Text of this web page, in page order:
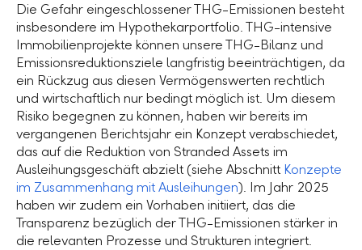
Die Gefahr eingeschlossener THG-Emissionen besteht
insbesondere im Hypothekarportfolio. THG-intensive
Immobilienprojekte können unsere THG-Bilanz und
Emissionsreduktionsziele langfristig beeinträchtigen, da
ein Rückzug aus diesen Vermögenswerten rechtlich
und wirtschaftlich nur bedingt möglich ist. Um diesem
Risiko begegnen zu können, haben wir bereits im
vergangenen Berichtsjahr ein Konzept verabschiedet,
das auf die Reduktion von Stranded Assets im
Ausleihungsgeschäft abzielt (siehe Abschnitt Konzepte
im Zusammenhang mit Ausleihungen). Im Jahr 2025
haben wir zudem ein Vorhaben initiiert, das die
Transparenz bezüglich der THG-Emissionen stärker in
die relevanten Prozesse und Strukturen integriert.